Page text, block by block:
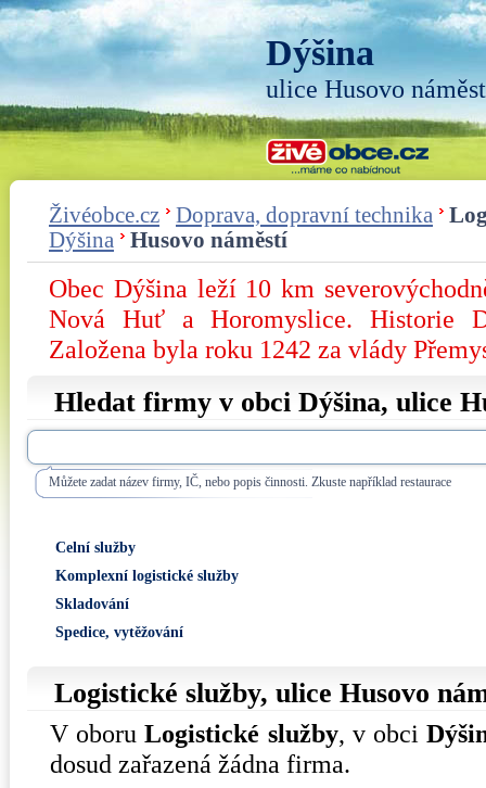
Dýšina
ulice Husovo
Živéobce.cz Doprava, dopravní technika
Dýšina
Husovo náměstí
Obec Dýšina leží 10 km
Nová Huť a Horomyslice. Historie
Založena byla roku 1242 za vlády
Hledat firmy v obci Dýšina, ulice
Můžete zadat název firmy, IČ, nebo popis činnosti. Zkuste například restaurace
Celní služby
Komplexní logistické služby
Skladování
Spedice, vytěžování
Logistické služby, ulice Husovo
V oboruLogistické služby, v obci
dosud zařazená žádna firma.